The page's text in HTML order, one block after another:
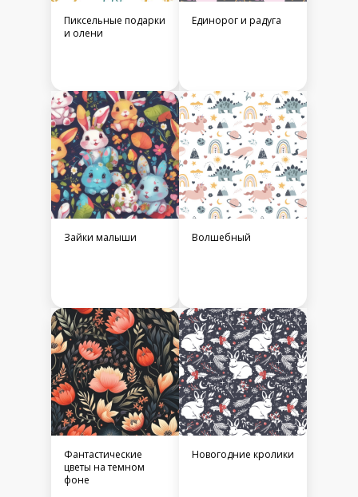
Пиксельные подарки
и олени
Единорог и радуга
Зайки малыши Волшебный
Фантастические
цветы на темном
фоне
Новогодние кролики